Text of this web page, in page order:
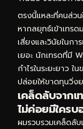
ตรงนี้แหละที่คนส่
หากลยุทธ์เข้าเทร
เสี่ยงและวินัยในก
เยอะ นักเทรดที่มี
กำไรในระยะยาว
ปล่อยให้ขาดทุนวิ่ง
เคล็ดลับจาก
ไม่ค่อยมีใครบ
ผมรวบรวมเคล็ดลั